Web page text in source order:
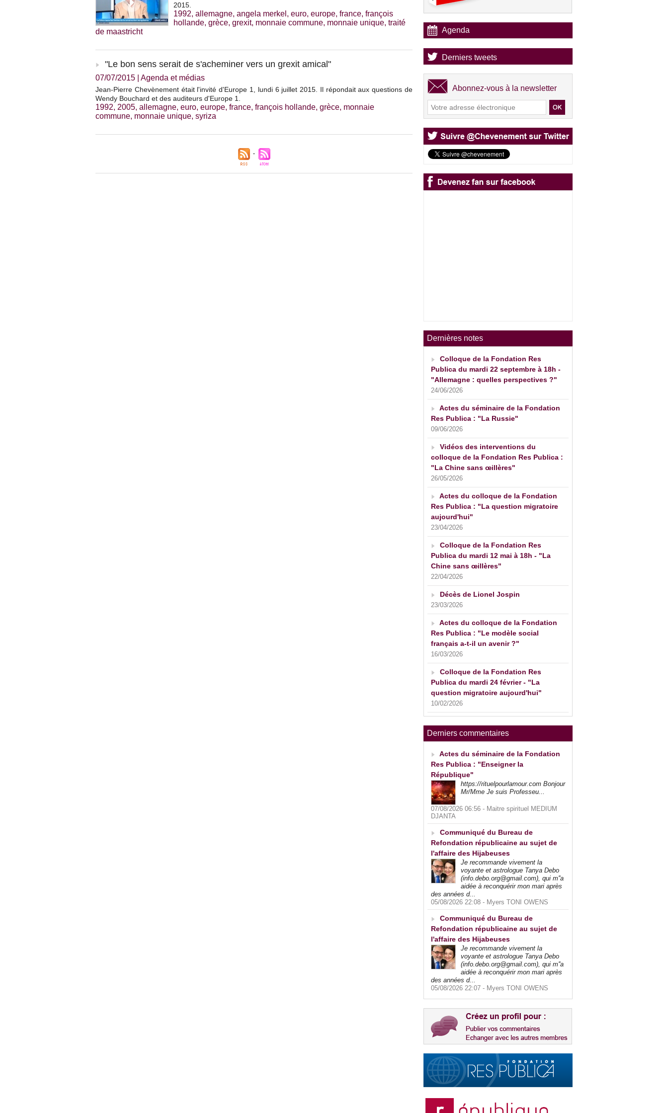
2015.
1992, allemagne, angela merkel , euro, europe, france, françois
hollande, grèce, grexit, monnaie commune, monnaie unique, traité
de maastricht
"Le bon sens serait de s'acheminer vers un grexit amical"
07/07/2015 Agenda et médias
Jean-Pierre Chevènement était l'invité d'Europe 1, lundi 6 juillet 2015. Il répondait aux questions de
Wendy Bouchard et des auditeurs d'Europe 1.
1992, 2005, allemagne, euro, europe, france, françois hollande, grèce, monnaie
commune, monnaie unique, syriza
Agenda
Derniers tweets
Abonnez-vous à la newsletter
Dernières notes
Colloque de la Fondation Res
Publica du mardi 22 septembre à 18h -
"Allemagne : quelles perspectives ?"
24/06/2026
Actes du séminaire de la Fondation
Res Publica : "La Russie"
09/06/2026
Vidéos des interventions du
colloque de la Fondation Res Publica :
"La Chine sans œillères"
26/05/2026
Actes du colloque de la Fondation
Res Publica : "La question migratoire
aujourd'hui"
23/04/2026
Colloque de la Fondation Res
Publica du mardi 12 mai à 18h - "La
Chine sans œillères"
22/04/2026
Décès de Lionel Jospin
23/03/2026
Actes du colloque de la Fondation
Res Publica : "Le modèle social
français a-t-il un avenir ?"
16/03/2026
Colloque de la Fondation Res
Publica du mardi 24 février - "La
question migratoire aujourd'hui"
10/02/2026
Derniers commentaires
Actes du séminaire de la Fondation
Res Publica : "Enseigner la
République"
https://rituelpourlamour.com Bonjour
Mr/Mme Je suis Professeu...
07/08/2026 06:56 - Maitre spirituel MEDIUM
DJANTA
Communiqué du Bureau de
Refondation républicaine au sujet de
l'affaire des Hijabeuses
Je recommande vivement la
voyante et astrologue Tanya Debo
(info.debo.org@gmail.com), qui m''a
aidée à reconquérir mon mari après
des années d...
05/08/2026 22:08 - Myers TONI OWENS
Communiqué du Bureau de
Refondation républicaine au sujet de
l'affaire des Hijabeuses
Je recommande vivement la
voyante et astrologue Tanya Debo
(info.debo.org@gmail.com), qui m''a
aidée à reconquérir mon mari après
des années d...
05/08/2026 22:07 - Myers TONI OWENS